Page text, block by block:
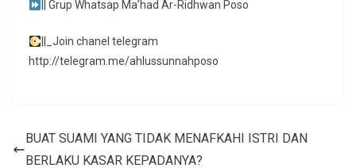
|| Grup Whatsap Ma’had Ar-Ridhwan Poso
||_Join chanel telegram
http://telegram.me/ahlussunnahposo
BUAT SUAMI YANG TIDAK MENAFKAHI ISTRI DAN
BERLAKU KASAR KEPADANYA?